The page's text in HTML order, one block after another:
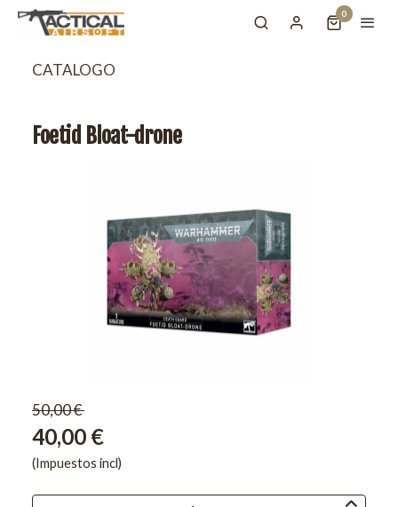
0
CATALOGO
Foetid Bloat-drone
50,00 €
40,00 €
(Impuestos incl)